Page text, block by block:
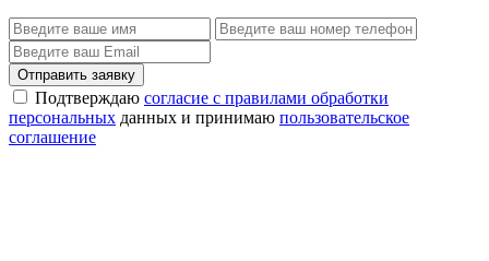
Отправить заявку
Подтверждаю согласие с правилами обработки
персональных данных и принимаю пользовательское
соглашение